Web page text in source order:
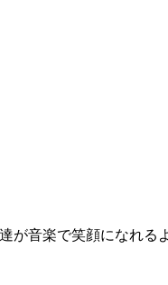
音楽で笑顔になれる